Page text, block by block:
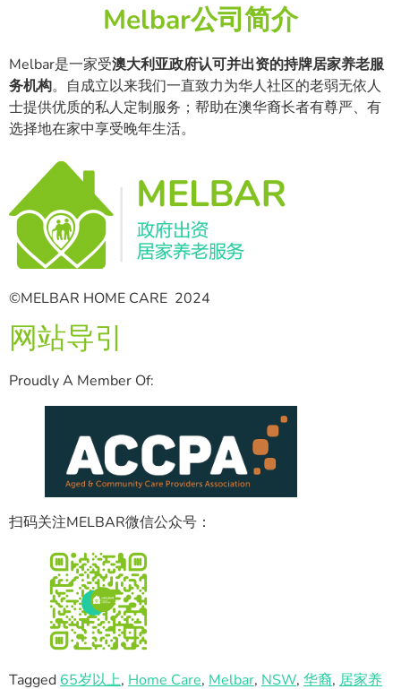
Melbar公司简介
Melbar是一家受澳大利亚政府认可并出资的持牌居家养老服
务机构。自成立以来我们一直致力为华人社区的老弱无依人
士提供优质的私人定制服务；帮助在澳华裔长者有尊严、有
选择地在家中享受晚年生活。
©MELBAR HOME CARE 2024
网站导引
Proudly A Member Of:
扫码关注MELBAR微信公众号：
Tagged 65岁以上, Home Care, Melbar, NSW, 华裔, 居家养